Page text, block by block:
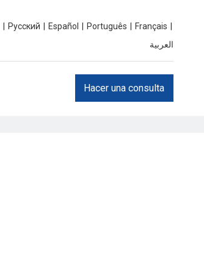
Pусский Español Português Français
العربية
Hacer una consulta